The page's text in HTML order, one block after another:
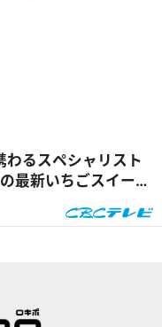
わるスペシャリスト
最新いちごスイーツ